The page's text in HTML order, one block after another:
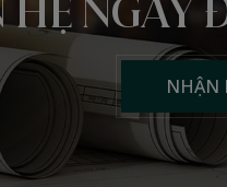
HỆ NGAY
NHẬN